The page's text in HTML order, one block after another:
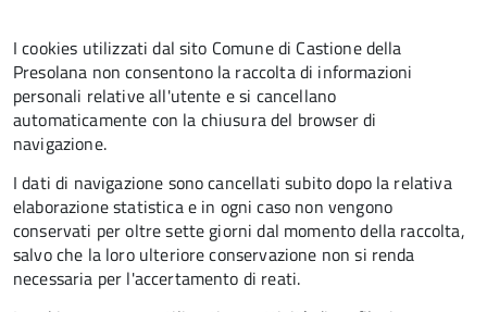
I cookies utilizzati dal sito Comune di Castione della
Presolana non consentono la raccolta di informazioni
personali relative all'utente e si cancellano
automaticamente con la chiusura del browser di
navigazione.
I dati di navigazione sono cancellati subito dopo la relativa
elaborazione statistica e in ogni caso non vengono
conservati per oltre sette giorni dal momento della raccolta,
salvo che la loro ulteriore conservazione non si renda
necessaria per l'accertamento di reati.